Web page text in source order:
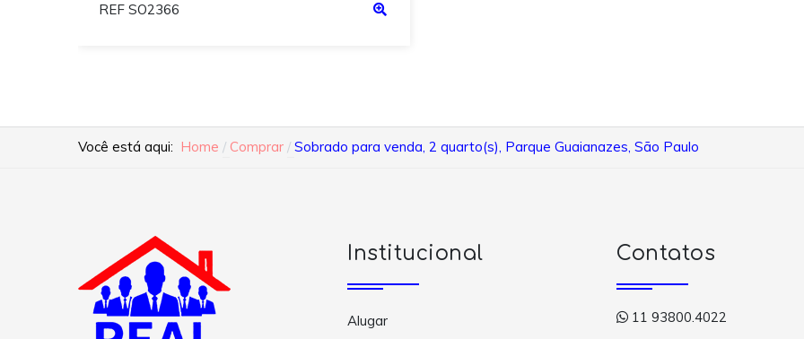
REF SO2366
Você está aqui: Home Comprar Sobrado para venda, 2 quarto(s), Parque Guaianazes, São Paulo
Institucional
Alugar
Contatos
11 93800.4022